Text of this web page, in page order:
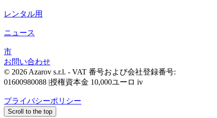
レンタル用
ニュース
市
お問い合わせ
© 2026 Azarov s.r.l. - VAT 番号および会社登録番号:
01600980088 |授権資本金 10,000ユーロ iv
プライバシーポリシー
Scroll to the top